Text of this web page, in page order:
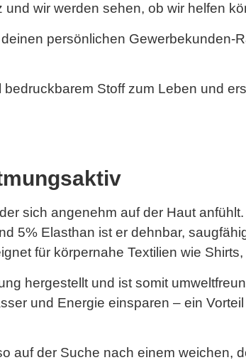
wir werden sehen, ob wir helfen
persönlichen Gewerbekunden-
Stoff zum Leben und
sich angenehm auf der Haut
5% Elasthan ist er dehnbar,
für körpernahe Textilien wie
hergestellt und ist somit
und Energie einsparen – ein
auf der Suche nach einem weichen,